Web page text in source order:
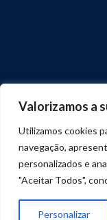
Valorizamos a
Utilizamos cookies
navegação,
personalizados e
"Aceitar Todos",
Personalizar